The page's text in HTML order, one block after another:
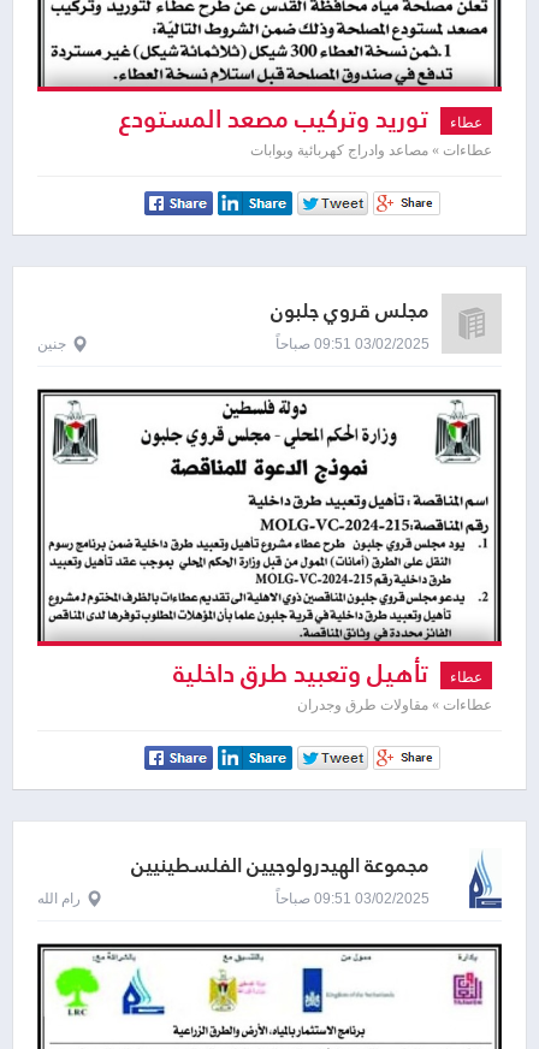
عطاء توريد وتركيب مصعد المستودع
المصلحة
عطاءات » مصاعد وادراج كهربائية وبوابات
مجلس قروي جلبون
03/02/2025 09:51 صباحاً جنين
عطاء تأهيل وتعبيد طرق داخلية
عطاءات » مقاولات طرق وجدران
مجموعة الهيدرولوجيين الفلسطينيين
03/02/2025 09:51 صباحاً رام الله